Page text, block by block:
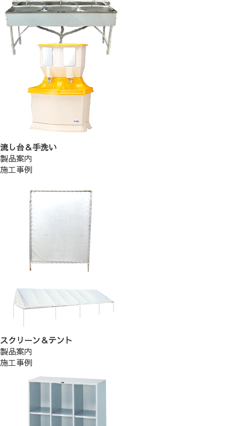
流し台＆手洗い
製品案内
施工事例
スクリーン＆テント
製品案内
施工事例